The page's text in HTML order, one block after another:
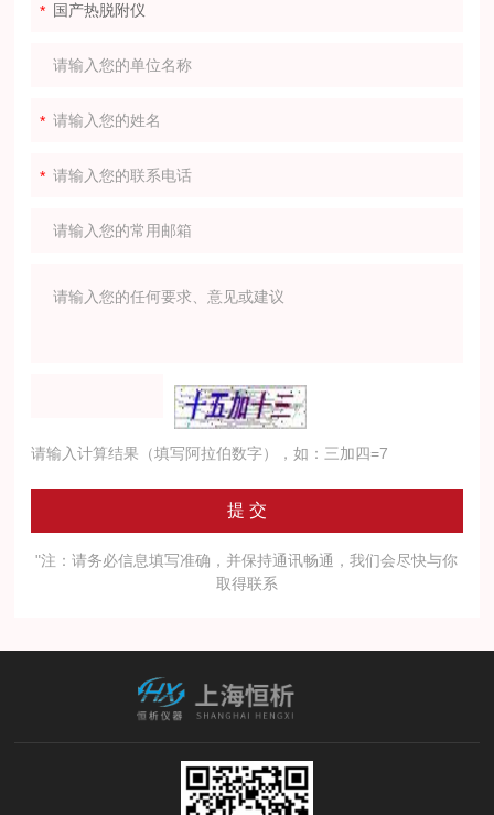
请输入计算结果（填写阿拉伯数字），如：三加四=7
"注：请务必信息填写准确，并保持通讯畅通，我们会尽快与你
取得联系